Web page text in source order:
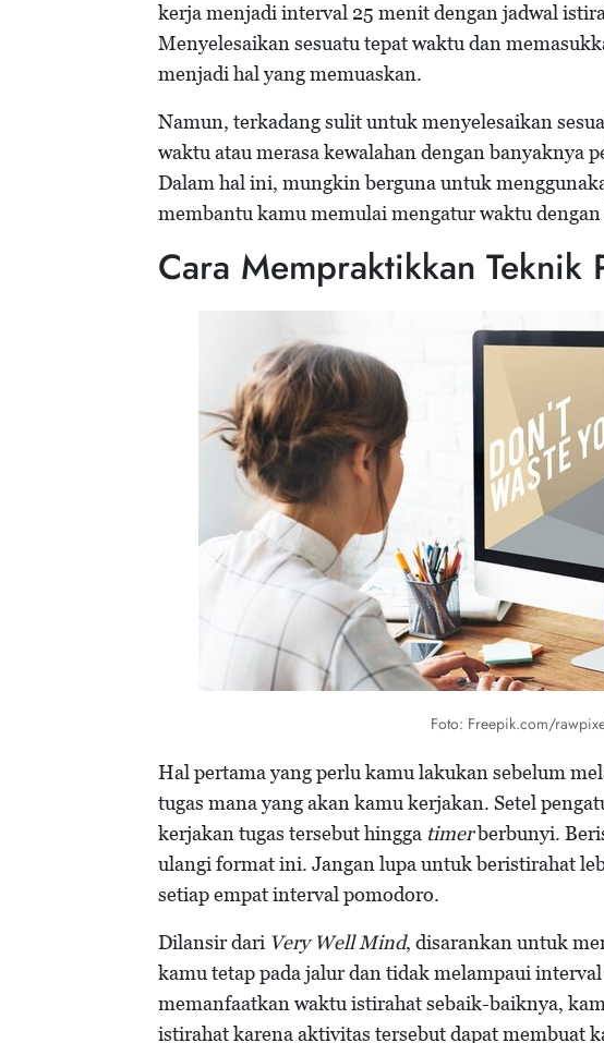
kerja menjadi interval 25 menit dengan jadwal
Menyelesaikan sesuatu tepat waktu dan
menjadi hal yang memuaskan.
Namun, terkadang sulit untuk menyelesaikan
waktu atau merasa kewalahan dengan banyaknya
Dalam hal ini, mungkin berguna untuk
membantu kamu memulai mengatur waktu
Cara Mempraktikkan Teknik
Foto: Freepik.com/
Hal pertama yang perlu kamu lakukan sebelum
tugas mana yang akan kamu kerjakan. Setel
kerjakan tugas tersebut hingga timerberbunyi.
ulangi format ini. Jangan lupa untuk beristirahat
setiap empat interval pomodoro.
Dilansir dari Very Well Mind, disarankan untuk
kamu tetap pada jalur dan tidak melampaui
memanfaatkan waktu istirahat sebaik-baiknya,
istirahat karena aktivitas tersebut dapat membuat